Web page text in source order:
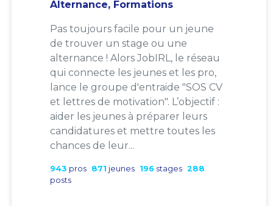
Alternance, Formations
Pas toujours facile pour un jeune
de trouver un stage ou une
alternance ! Alors JobIRL, le réseau
qui connecte les jeunes et les pro,
lance le groupe d'entraide "SOS CV
et lettres de motivation". L’objectif :
aider les jeunes à préparer leurs
candidatures et mettre toutes les
chances de leur...
943 pros 871 jeunes 196 stages 288
posts